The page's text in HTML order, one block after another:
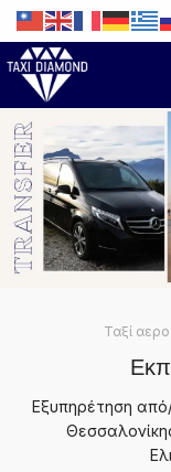
Ταξί
Εξυπηρέτηση